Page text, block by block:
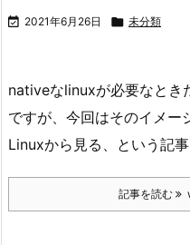
 2021年6月26日  未分類
nativeなlinuxが必要なとき
ですが、今回はそのイメ
Linuxから見る、という記事
記事を読む